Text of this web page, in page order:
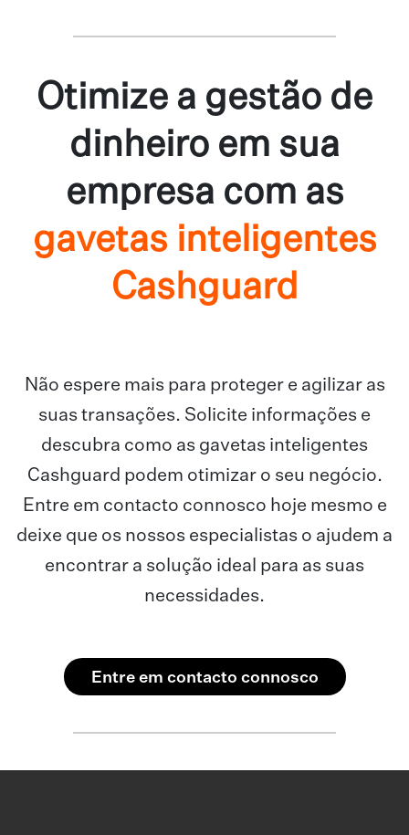
Otimize a gestão de
dinheiro em sua
empresa com as
gavetas inteligentes
Cashguard
Não espere mais para proteger e agilizar as
suas transações. Solicite informações e
descubra como as gavetas inteligentes
Cashguard podem otimizar o seu negócio.
Entre em contacto connosco hoje mesmo e
deixe que os nossos especialistas o ajudem a
encontrar a solução ideal para as suas
necessidades.
Entre em contacto connosco